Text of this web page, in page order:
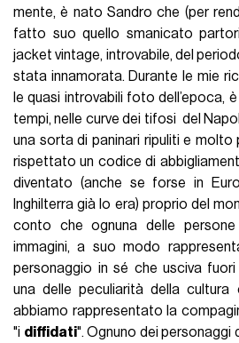
mente, è nato Sandro che (per
fatto suo quello smanicato
jacket vintage, introvabile, del
stata innamorata. Durante le mie
le quasi introvabili foto dell’epoca,
tempi, nelle curve dei tifosi del
una sorta di paninari ripuliti e molto
rispettato un codice di
diventato (anche se forse in
Inghilterra già lo era) proprio del
conto che ognuna delle
immagini, a suo modo
personaggio in sé che usciva fuori
una delle peculiarità della
abbiamo rappresentato la
"i diffidati". Ognuno dei personaggi